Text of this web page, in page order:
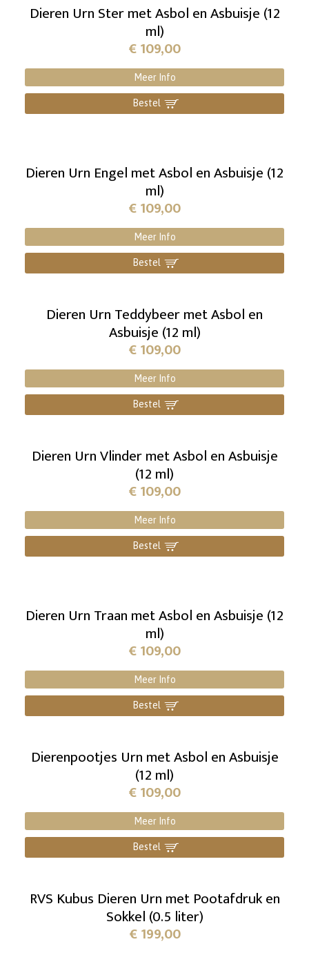
Dieren Urn Ster met Asbol en Asbuisje (12
ml)
€109,00
Meer Info
Bestel ]
Dieren Urn Engel met Asbol en Asbuisje (12
ml)
€109,00
Meer Info
Bestel ]
Dieren Urn Teddybeer met Asbol en
Asbuisje (12 ml)
€109,00
Meer Info
Bestel ]
Dieren Urn Vlinder met Asbol en Asbuisje
(12 ml)
€109,00
Meer Info
Bestel ]
Dieren Urn Traan met Asbol en Asbuisje (12
ml)
€109,00
Meer Info
Bestel ]
Dierenpootjes Urn met Asbol en Asbuisje
(12 ml)
€109,00
Meer Info
Bestel ]
RVS Kubus Dieren Urn met Pootafdruk en
Sokkel (0.5 liter)
€199,00